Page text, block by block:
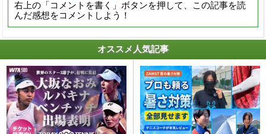
右上の「コメントを書く」ボタンを押して、この記事を読
んだ感想をコメントしよう！
オススメ人気記事